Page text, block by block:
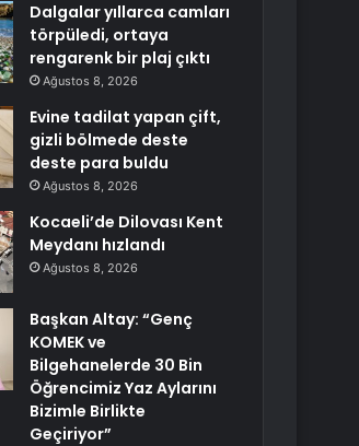
Dalgalar yıllarca camları
törpüledi, ortaya
rengarenk bir plaj çıktı
Ağustos 8, 2026
Evine tadilat yapan çift,
gizli bölmede deste
deste para buldu
Ağustos 8, 2026
Kocaeli’de Dilovası Kent
Meydanı hızlandı
Ağustos 8, 2026
Başkan Altay: “Genç
KOMEK ve
Bilgehanelerde 30 Bin
Öğrencimiz Yaz Aylarını
Bizimle Birlikte
Geçiriyor”